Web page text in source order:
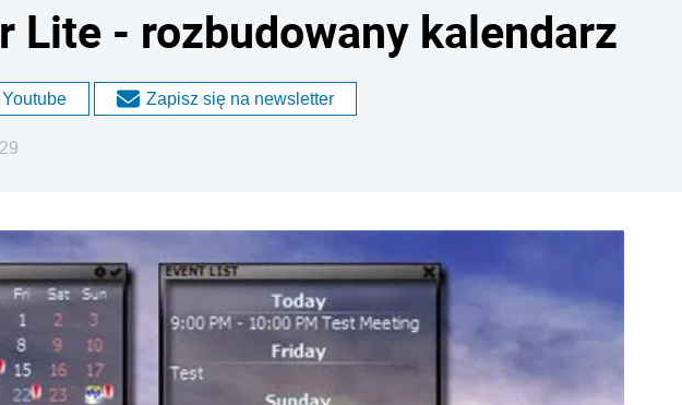
Lite - rozbudowany kalendarz
Zapisz się na newsletter